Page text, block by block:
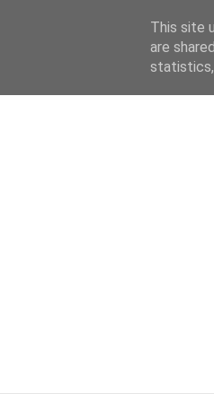
HOME
This site
are
statistics,